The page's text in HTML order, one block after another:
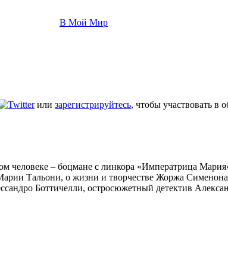
В Мой Мир
или зарегистрируйтесь, чтобы участвовать в
человеке – боцмане с линкора «Императрица
Тальони, о жизни и творчестве Жоржа
Боттичелли, остросюжетный детектив